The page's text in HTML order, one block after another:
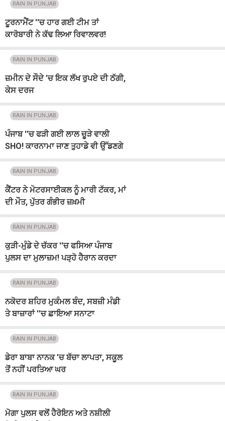
RAIN IN PUNJAB
ਟੂਰਨਾਮੈਂਟ ''ਚ ਹਾਰ ਗਈ ਟੀਮ ਤਾਂ
ਕਾਰੋਬਾਰੀ ਨੇ ਕੱਢ ਲਿਆ ਰਿਵਾਲਵਰ!
RAIN IN PUNJAB
ਜ਼ਮੀਨ ਦੇ ਸੌਦੇ ’ਚ ਇਕ ਲੱਖ ਰੁਪਏ ਦੀ ਠੱਗੀ,
ਕੇਸ ਦਰਜ
RAIN IN PUNJAB
ਪੰਜਾਬ ''ਚ ਫੜੀ ਗਈ ਲਾਲ ਚੂੜੇ ਵਾਲੀ
SHO! ਕਾਰਨਾਮਾ ਜਾਣ ਤੁਹਾਡੇ ਵੀ ਉੱਡਣਗੇ
RAIN IN PUNJAB
ਕੈਂਟਰ ਨੇ ਮੋਟਰਸਾਈਕਲ ਨੂੰ ਮਾਰੀ ਟੱਕਰ, ਮਾਂ
ਦੀ ਮੌਤ, ਪੁੱਤਰ ਗੰਭੀਰ ਜ਼ਖ਼ਮੀ
RAIN IN PUNJAB
ਕੁੜੀ-ਮੁੰਡੇ ਦੇ ਚੱਕਰ ''ਚ ਫਸਿਆ ਪੰਜਾਬ
ਪੁਲਸ ਦਾ ਮੁਲਾਜ਼ਮ! ਪੜ੍ਹੋ ਹੈਰਾਨ ਕਰਦਾ
RAIN IN PUNJAB
ਨਕੋਦਰ ਸ਼ਹਿਰ ਮੁਕੰਮਲ ਬੰਦ, ਸਬਜ਼ੀ ਮੰਡੀ
ਤੇ ਬਾਜ਼ਾਰਾਂ ''ਚ ਛਾਇਆ ਸਨਾਟਾ
RAIN IN PUNJAB
ਡੇਰਾ ਬਾਬਾ ਨਾਨਕ ’ਚ ਬੱਚਾ ਲਾਪਤਾ, ਸਕੂਲ
ਤੋਂ ਨਹੀਂ ਪਰਤਿਆ ਘਰ
RAIN IN PUNJAB
ਮੋਗਾ ਪੁਲਸ ਵਲੋਂ ਹੈਰੋਇਨ ਅਤੇ ਨਸ਼ੀਲੀ